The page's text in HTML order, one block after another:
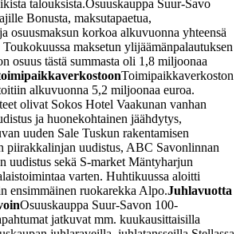
talouksista.Osuuskauppa Suur-Savo
Bonusta, maksutapaetua,
osuusmaksun korkoa alkuvuonna yhteensä
maksetun ylijäämänpalautuksen
osuus tästä summasta oli 1,8 miljoonaa
Toimipaikkaverkoston
alkuvuonna 5,2 miljoonaa euroa.
olivat Sokos Hotel Vaakunan vanhan
ja huonekohtainen jäähdytys,
uuden Sale Tuskun rakentamisen
piirakkalinjan uudistus, ABC Savonlinnan
uudistus sekä S-market Mäntyharjun
varten. Huhtikuussa aloitti
ensimmäinen ruokarekka Alpo.Juhlavuotta
Osuuskauppa Suur-Savon 100-
jatkuvat mm. kuukausittaisilla